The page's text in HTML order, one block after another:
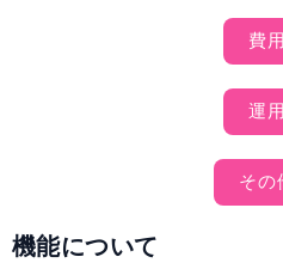
費用
運用
その
機能について